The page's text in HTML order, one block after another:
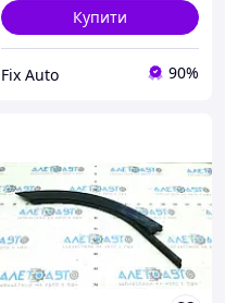
Купити
Fix Auto 90%